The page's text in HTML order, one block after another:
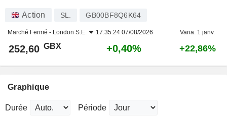
Action SL. GB00BF8Q6K64
Marché Fermé - London S.E. 17:35:24 07/08/2026 Varia. 1 janv.
252,60 GBX +0,40% +22,86%
Graphique
Durée Période